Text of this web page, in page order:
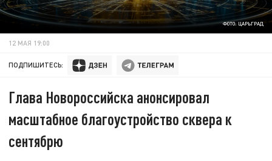
ФОТО: ЦАРЬГРАД
12 МАЯ 19:00
ПОДПИШИТЕСЬ:
Глава Новороссийска анонсировал
масштабное благоустройство сквера к
сентябрю